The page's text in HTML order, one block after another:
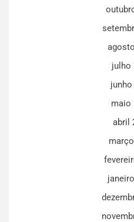
julho
junho
maio
abril